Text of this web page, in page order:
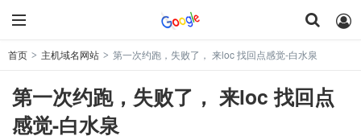
首页 > 主机域名网站 > 第一次约跑，失败了， 来loc 找回点感觉-白水泉
第一次约跑，失败了， 来loc 找回点
感觉-白水泉